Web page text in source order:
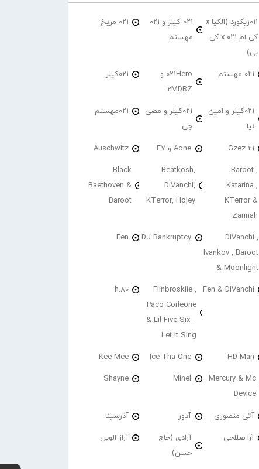
۰۱۱ریکورد (الکیا x
کی ام ۰۲۱ x کی
بی)
۰۲۱ کیلر و ۰۲۱
مهستم
۰۲۱ مریخ
۰۲۱ مهستم
021Hero و
2MDRZ
021کیلر
۰۲۱کیلر و امین
نیا
۰۲۱کیلر و مصی
جی
۰۲۱مهستم
21 Gzez Aone و E7 Auschwitz
Baroot ,
Katarina ,
KTerror &
Zarinah
Beatkosh,
DiVanchi,
KTerror, Hojey
Black
Baethoven &
Baroot
DiVanchi ,
Ivankov , Baroot
& Moonlight
DJ Bankruptcy
Fen
Fen & DiVanchi
Fiinbroskiie ,
Paco Corleone
& Lil Five Six –
Let It Sing
h.80
HD Man
Ice Tha One
Kee Mee
Mercury & Mc
Device
Minel
Shayne
آتی منصوری آدور آذرسینا
آرا صلاحی
آرادی (حاج
حسن)
آراز الوین